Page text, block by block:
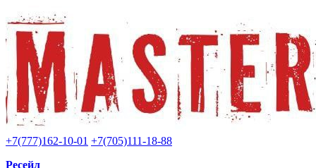
+7(777)162-10-01 +7(705)111-18-88
Ресейл